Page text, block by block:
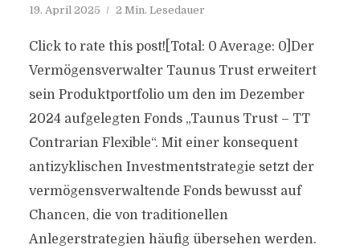
19. April 2025 2 Min. Lesedauer
Click to rate this post![Total: 0 Average: 0]Der
Vermögensverwalter Taunus Trust erweitert
sein Produktportfolio um den im Dezember
2024 aufgelegten Fonds „Taunus Trust – TT
Contrarian Flexible“. Mit einer konsequent
antizyklischen Investmentstrategie setzt der
vermögensverwaltende Fonds bewusst auf
Chancen, die von traditionellen
Anlegerstrategien häufig übersehen werden.